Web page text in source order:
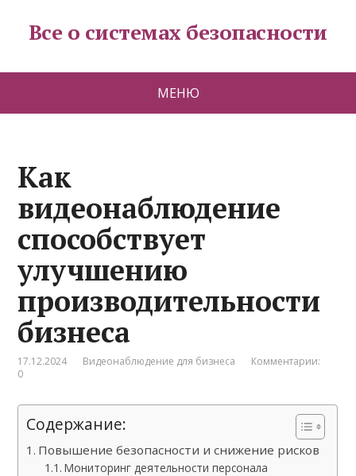
Все о системах безопасности
МЕНЮ
Как
видеонаблюдение
способствует
улучшению
производительности
бизнеса
17.12.2024 Видеонаблюдение для бизнеса
Комментарии:
0
Содержание:
Повышение безопасности и снижение рисков
Мониторинг деятельности персонала